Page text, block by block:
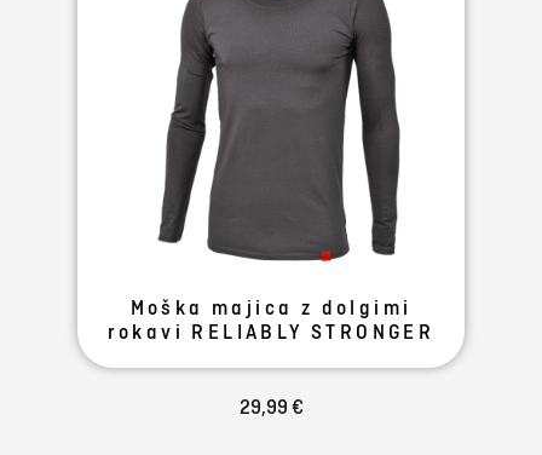
Moška majica z dolgimi
rokavi RELIABLY STRONGER
29,99 €